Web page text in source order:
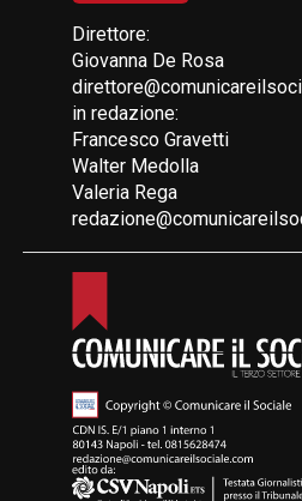
Direttore:
Giovanna De Rosa
in redazione:
Francesco Gravetti
Walter Medolla
Valeria Rega